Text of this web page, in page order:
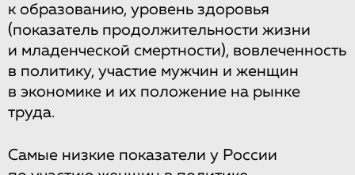
к образованию, уровень здоровья
(показатель продолжительности жизни
и младенческой смертности), вовлеченность
в политику, участие мужчин и женщин
в экономике и их положение на рынке
труда.
Самые низкие показатели у России